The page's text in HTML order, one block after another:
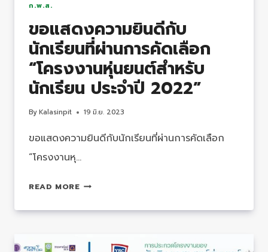
ต้นแบบ
เครื่อง
ข้าว
ประหยัด
สถาบัน
ก.พ.ส.
ขอแสดงความยินดีกับ
นักเรียนที่ผ่านการคัดเลือก
“โครงงานหุ่นยนต์สำหรับ
นักเรียน ประจำปี 2022”
ByKalasinpit 19 มิ.ย. 2023
ขอแสดงความยินดีกับนักเรียนที่ผ่านการคัดเลือก
“โครงงานหุ…
READ MOREขอ
ความ
กับ